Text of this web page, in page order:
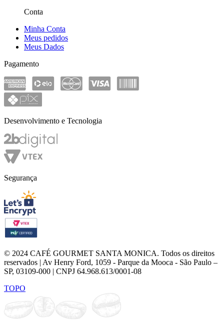
Conta
Minha Conta
Meus pedidos
Meus Dados
Pagamento
Desenvolvimento e Tecnologia
Segurança
© 2024 CAFÉ GOURMET SANTA MONICA. Todos os direitos
reservados | Av Henry Ford, 1059 - Parque da Mooca - São Paulo –
SP, 03109-000 | CNPJ 64.968.613/0001-08
TOPO